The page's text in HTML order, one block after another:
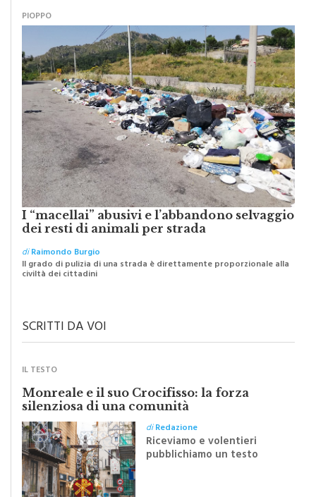
PIOPPO
I “macellai” abusivi e l’abbandono selvaggio
dei resti di animali per strada
diRaimondo Burgio
Il grado di pulizia di una strada è direttamente proporzionale alla
civiltà dei cittadini
SCRITTI DA VOI
IL TESTO
Monreale e il suo Crocifisso: la forza
silenziosa di una comunità
diRedazione
Riceviamo e volentieri
pubblichiamo un testo